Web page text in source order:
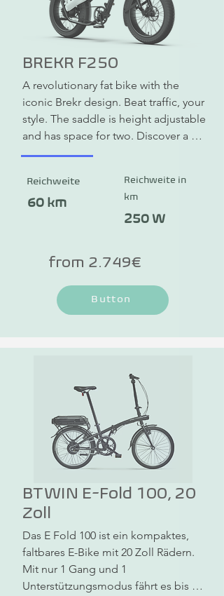
BREKR F250
A revolutionary fat bike with the
iconic Brekr design. Beat traffic, your
style. The saddle is height adjustable
and has space for two. Discover a
completely new and exciting way to
Reichweite
60 km
Reichweite in
km
250 W
from 2.749€
Button
BTWIN E-Fold 100, 20
Zoll
Das E Fold 100 ist ein kompaktes,
faltbares E-Bike mit 20 Zoll Rädern.
Mit nur 1 Gang und 1
Unterstützungsmodus fährt es bis 35